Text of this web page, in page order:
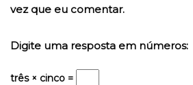
vez que eu comentar.
Digite uma resposta em números:
três × cinco =